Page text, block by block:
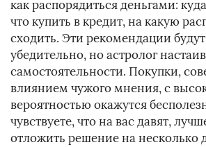
как распорядиться деньгами:
что купить в кредит, на какую
сходить. Эти рекомендации будут
убедительно, но астролог
самостоятельности. Покупки,
влиянием чужого мнения, с
вероятностью окажутся
чувствуете, что на вас давят,
отложить решение на несколько